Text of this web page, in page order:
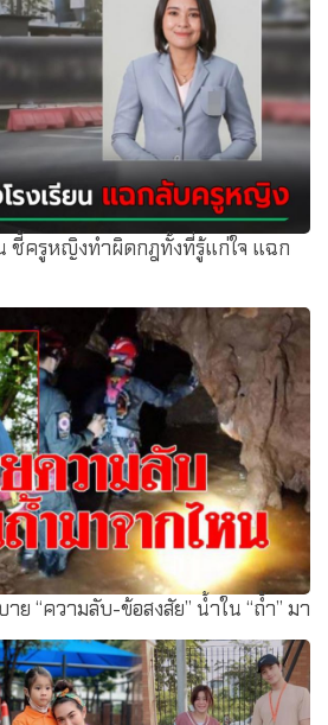
น ชี้ครูหญิงทำผิดกฎทั้งที่รู้แก่ใจ แฉก
าย “ความลับ-ข้อสงสัย” น้ำใน “ถ้ำ” มา